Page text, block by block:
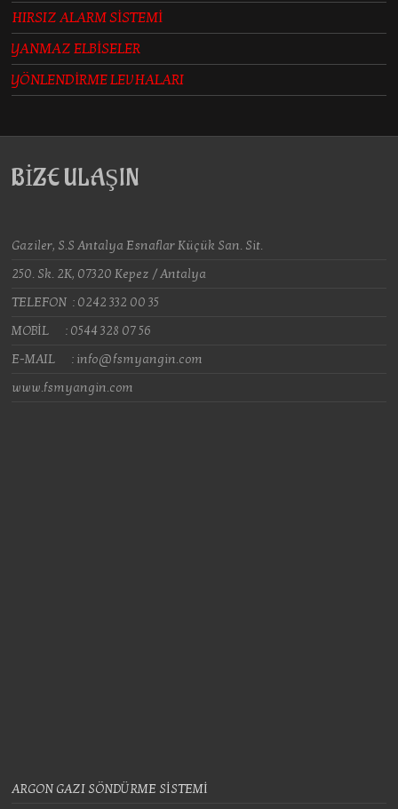
HIRSIZ ALARM SİSTEMİ
YANMAZ ELBİSELER
YÖNLENDİRME LEVHALARI
BİZE ULAŞIN
Gaziler, S.S Antalya Esnaflar Küçük San. Sit.
250. Sk. 2K, 07320 Kepez / Antalya
TELEFON : 0242 332 00 35
MOBİL : 0544 328 07 56
E-MAIL : info@fsmyangin.com
www.fsmyangin.com
ARGON GAZI SÖNDÜRME SİSTEMİ